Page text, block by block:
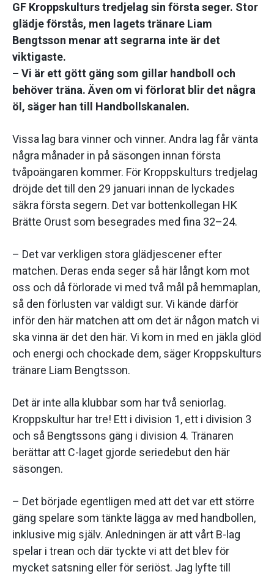
GF Kroppskulturs tredjelag sin första seger. Stor
glädje förstås, men lagets tränare Liam
Bengtsson menar att segrarna inte är det
viktigaste.
– Vi är ett gött gäng som gillar handboll och
behöver träna. Även om vi förlorat blir det några
öl, säger han till Handbollskanalen.
Vissa lag bara vinner och vinner. Andra lag får vänta
några månader in på säsongen innan första
tvåpoängaren kommer. För Kroppskulturs tredjelag
dröjde det till den 29 januari innan de lyckades
säkra första segern. Det var bottenkollegan HK
Brätte Orust som besegrades med fina 32–24.
– Det var verkligen stora glädjescener efter
matchen. Deras enda seger så här långt kom mot
oss och då förlorade vi med två mål på hemmaplan,
så den förlusten var väldigt sur. Vi kände därför
inför den här matchen att om det är någon match vi
ska vinna är det den här. Vi kom in med en jäkla glöd
och energi och chockade dem, säger Kroppskulturs
tränare Liam Bengtsson.
Det är inte alla klubbar som har två seniorlag.
Kroppskultur har tre! Ett i division 1, ett i division 3
och så Bengtssons gäng i division 4. Tränaren
berättar att C-laget gjorde seriedebut den här
säsongen.
– Det började egentligen med att det var ett större
gäng spelare som tänkte lägga av med handbollen,
inklusive mig själv. Anledningen är att vårt B-lag
spelar i trean och där tyckte vi att det blev för
mycket satsning eller för seriöst. Jag lyfte till